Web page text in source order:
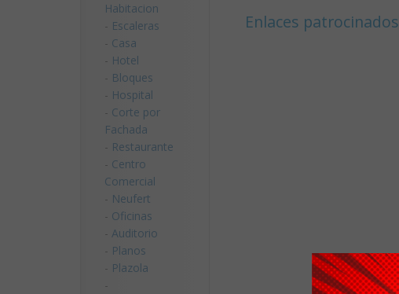
Habitacion
- Escaleras
- Casa
- Hotel
- Bloques
- Hospital
- Corte por
Fachada
- Restaurante
- Centro
Comercial
- Neufert
- Oficinas
- Auditorio
- Planos
- Plazola
-
Enlaces patrocinados